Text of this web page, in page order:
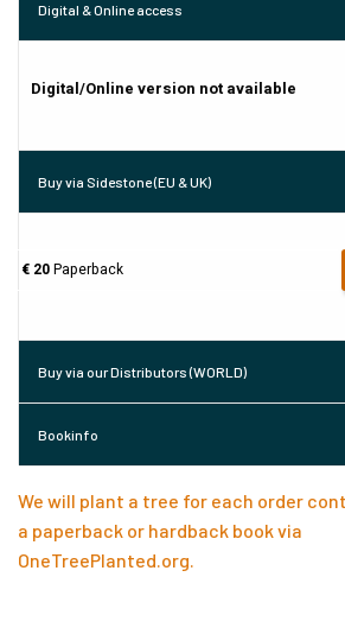
Digital & Online access
Digital/Online version not available
Buy via Sidestone (EU & UK)
€ 20Paperback
Buy via our Distributors (WORLD)
Bookinfo
We will plant a tree for each order
a paperback or hardback book via
OneTreePlanted.org